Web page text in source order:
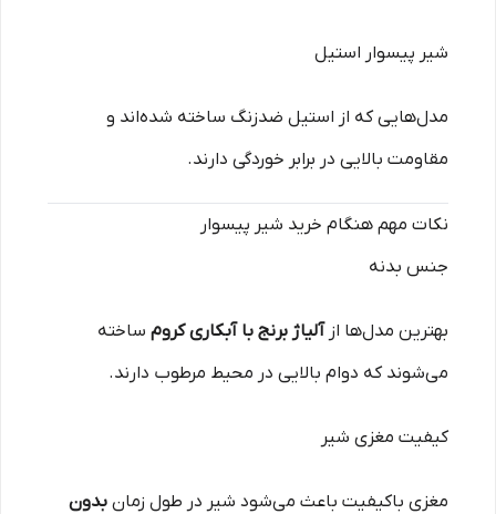
شیر پیسوار استیل
مدل‌هایی که از استیل ضدزنگ ساخته شده‌اند و
مقاومت بالایی در برابر خوردگی دارند.
نکات مهم هنگام خرید شیر پیسوار
جنس بدنه
بهترین مدل‌ها ازآلیاژ برنج با آبکاری کروم ساخته
می‌شوند که دوام بالایی در محیط مرطوب دارند.
کیفیت مغزی شیر
مغزی باکیفیت باعث می‌شود شیر در طول زمان بدون